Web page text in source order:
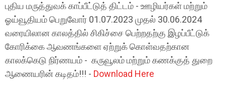
புதிய மருத்துவக் காப்பீட்டுத் திட்டம் - ஊழியர்கள் மற்றும்
ஓய்வூதியம் பெறுவோர் 01.07.2023 முதல் 30.06.2024
வரையிலான காலத்தில் சிகிச்சை பெற்றதற்கு இழப்பீட்டுக்
கோரிக்கை ஆவணங்களை ஏற்றுக் கொள்வதற்கான
காலக்கெடு நிர்ணயம் - கருவூலம் மற்றும் கணக்குத் துறை
ஆணையரின் கடிதம்!!! - Download Here